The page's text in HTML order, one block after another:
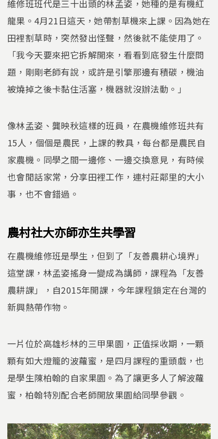
維修班班代是三十出頭的林孟姿，她種的是有機紅
龍果。4月21日這天，她帶割草機來上課。因為她在
田裡割草時，突然發出怪聲，然後就不能使用了。
「我今天要來把它拆解開來，看看到底發生什麼問
題，剛剛老師有說，或許是引擎那邊有積碳，機油
被燒掉之後卡黏住活塞，機器就沒辦法動。」
像林孟姿、龔映秋這樣的班員，在農機維修班共有
15人，個個是農民，上課的教具，每台都是農民自
家農機。同學之間一邊修、一邊交換意見，有時候
也會閒話家常，分享田裡工作，連村莊鄰里的大小
事，也不會錯過。
農村社大亦師亦生共學習
在農機維修班是學生，但到了「友善農耕心境界」
這堂課，林孟姿搖身一變成為講師，課程為「友善
農耕課」，自2015年開課，今年課程鎖定在台灣的
新興熱帶作物。
一片位於高雄杉林的三甲果園，正值採收期，一顆
顆有如大燈籠的波蘿蜜，是四月課程的重頭戲，也
是學生陳柏翰的自家果園。為了讓更多人了解波蘿
蜜，柏翰特別配合老師開放果園給同學參觀。